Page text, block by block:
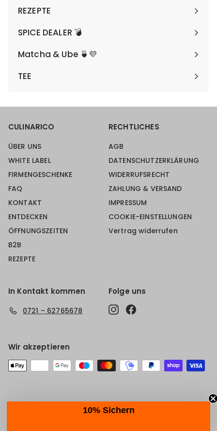
REZEPTE
SPICE DEALER 💣
Matcha & Ube 🍵💜
TEE
CULINARICO
ÜBER UNS
WHITE LABEL
FIRMENGESCHENKE
FAQ
KONTAKT
ENTDECKEN
ÖFFNUNGSZEITEN
B2B
REZEPTE
RECHTLICHES
AGB
DATENSCHUTZERKLÄRUNG
WIDERRUFSRECHT
ZAHLUNG & VERSAND
IMPRESSUM
COOKIE-EINSTELLUNGEN
Vertrag widerrufen
In Kontakt kommen
0721 – 62765678
Folge uns
Instagram
Wir akzeptieren
© 2026 culinarico Made with 💚 from Karlsruhe
10% Sichern